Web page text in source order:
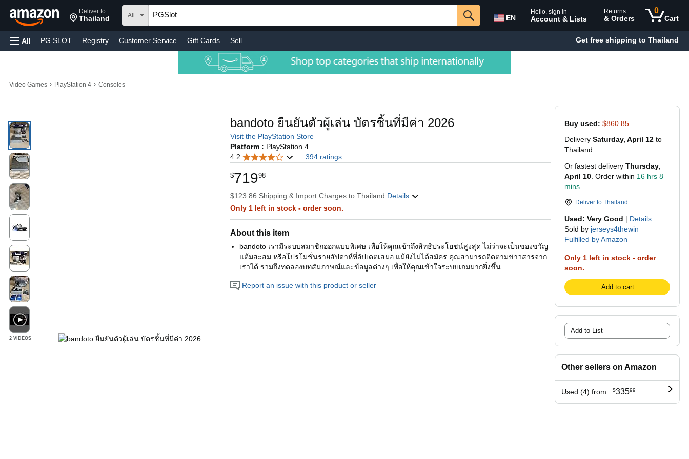
Deliver to
Thailand All EN
Hello, sign in
Account & Lists
Returns
& Orders
0
Cart
All PG SLOT Registry Customer Service Gift Cards Sell Get free shipping to Thailand
Video Games › PlayStation 4 › Consoles
Buy used: $860.85
Delivery Saturday, April 12 to
Thailand
Or fastest delivery Thursday,
April 10 . Order within 16 hrs 8
mins
Deliver to Thailand
Used: Very Good | Details
Sold by jerseys4thewin
Fulfilled by Amazon
Only 1 left in stock - order
soon.
Add to cart
Add to List
Other sellers on Amazon
Used (4) from $33599
2 VIDEOS
bandoto ยืนยันตัวผู้เล่น บัตรชิ้นที่มีค่า 2026
Visit the PlayStation Store
Platform : PlayStation 4
4.2
394 ratings
$71998
$123.86 Shipping & Import Charges to Thailand Details
Only 1 left in stock - order soon.
About this item
bandoto เรามีระบบสมาชิกออกแบบพิเศษ เพื่อให้คุณเข้าถึงสิทธิประโยชน์สูงสุด ไม่ว่าจะเป็นของขวัญ
แต้มสะสม หรือโปรโมชั่นรายสัปดาห์ที่อัปเดตเสมอ แม้ยังไม่ได้สมัคร คุณสามารถติดตามข่าวสารจาก
เราได้ รวมถึงทดลองบทสัมภาษณ์และข้อมูลต่างๆ เพื่อให้คุณเข้าใจระบบเกมมากยิ่งขึ้น
Report an issue with this product or seller